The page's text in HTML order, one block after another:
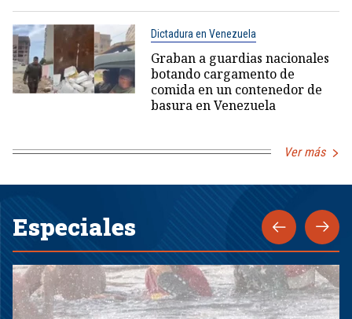
Dictadura en Venezuela
Graban a guardias nacionales
botando cargamento de
comida en un contenedor de
basura en Venezuela
Ver más
Especiales